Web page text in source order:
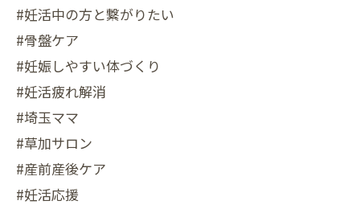
#妊活中の方と繋がりたい
#骨盤ケア
#妊娠しやすい体づくり
#妊活疲れ解消
#埼玉ママ
#草加サロン
#産前産後ケア
#妊活応援